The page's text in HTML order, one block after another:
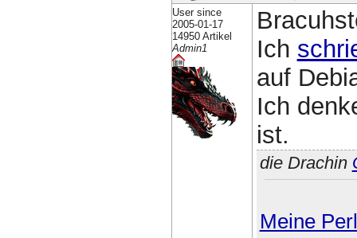
User since
2005-01-17
14950 Artikel
Admin1
Ich
auf
Ich
ist.
die Drachin
Meine